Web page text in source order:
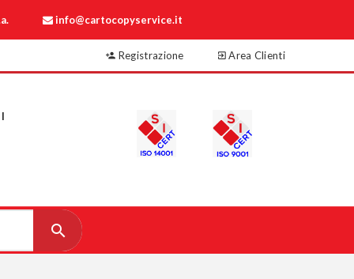
info@cartocopyservice.it
Registrazione Area Clienti